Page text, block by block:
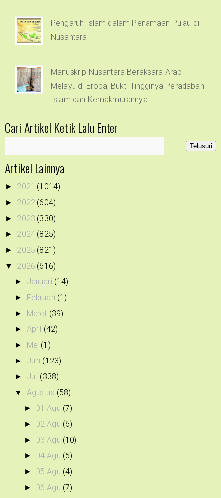
Pengaruh Islam dalam Penamaan Pulau di
Nusantara
Manuskrip Nusantara Beraksara Arab
Melayu di Eropa, Bukti Tingginya Peradaban
Islam dan Kemakmurannya
Cari Artikel Ketik Lalu Enter
Artikel Lainnya
► 2021 (1014)
► 2022 (604)
► 2023 (330)
► 2024 (825)
► 2025 (821)
▼ 2026 (616)
► Januari (14)
► Februari (1)
► Maret (39)
► April (42)
► Mei (1)
► Juni (123)
► Juli (338)
▼ Agustus (58)
► 01 Agu (7)
► 02 Agu (6)
► 03 Agu (10)
► 04 Agu (5)
► 05 Agu (4)
► 06 Agu (7)